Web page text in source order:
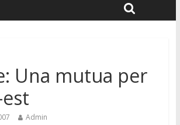
Una mutua per
Admin